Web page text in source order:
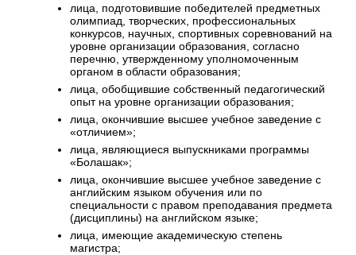
лица, подготовившие победителей предметных
олимпиад, творческих, профессиональных
конкурсов, научных, спортивных соревнований на
уровне организации образования, согласно
перечню, утвержденному уполномоченным
органом в области образования;
лица, обобщившие собственный педагогический
опыт на уровне организации образования;
лица, окончившие высшее учебное заведение с
«отличием»;
лица, являющиеся выпускниками программы
«Болашак»;
лица, окончившие высшее учебное заведение с
английским языком обучения или по
специальности с правом преподавания предмета
(дисциплины) на английском языке;
лица, имеющие академическую степень
магистра;